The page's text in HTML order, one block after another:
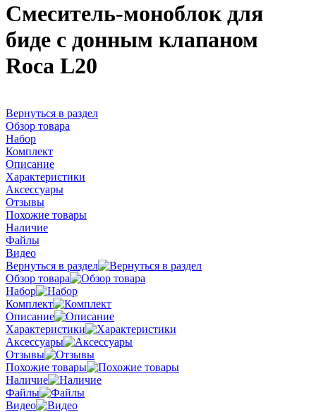
Смеситель-моноблок для
биде с донным клапаном
Roca L20
Вернуться в раздел
Обзор товара
Набор
Комплект
Описание
Характеристики
Аксессуары
Отзывы
Похожие товары
Наличие
Файлы
Видео
Вернуться в раздел
Обзор товара
Набор
Комплект
Описание
Характеристики
Аксессуары
Отзывы
Похожие товары
Наличие
Файлы
Видео